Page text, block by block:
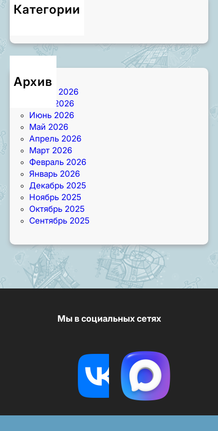
Категории
Новости
Архив
Август 2026
Июль 2026
Июнь 2026
Май 2026
Апрель 2026
Март 2026
Февраль 2026
Январь 2026
Декабрь 2025
Ноябрь 2025
Октябрь 2025
Сентябрь 2025
Мы в социальных сетях